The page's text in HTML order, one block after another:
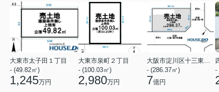
大東市太子田１丁目
- (49.82㎡)
1,245万円
大東市泉町２丁目
- (100.03㎡)
2,980万円
- (286.37㎡)
7億円
-